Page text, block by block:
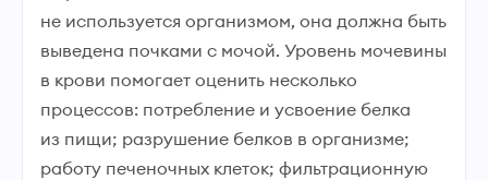
не используется организмом, она должна быть
выведена почками с мочой. Уровень мочевины
в крови помогает оценить несколько
процессов: потребление и усвоение белка
из пищи; разрушение белков в организме;
работу печеночных клеток; фильтрационную